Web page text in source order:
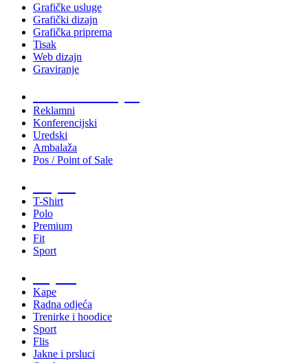
Grafičke usluge
Grafički dizajn
Grafička priprema
Tisak
Web dizajn
Graviranje
Reklamni
Konferencijski
Uredski
Ambalaža
Pos / Point of Sale
T-Shirt
Polo
Premium
Fit
Sport
Kape
Radna odjeća
Trenirke i hoodice
Sport
Flis
Jakne i prsluci